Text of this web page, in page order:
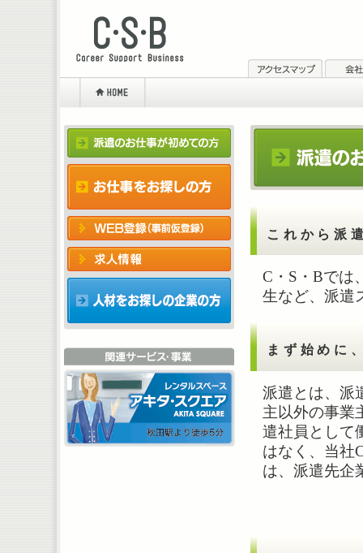
これから派
C・S・Bでは
生など、派遣
まず始めに
派遣とは、派
主以外の事業
遣社員として
はなく、当社
は、派遣先企